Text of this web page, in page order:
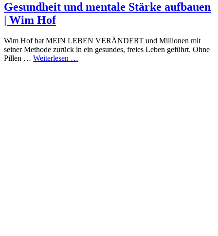
Gesundheit und mentale Stärke aufbauen
| Wim Hof
Wim Hof hat MEIN LEBEN VERÄNDERT und Millionen mit
seiner Methode zurück in ein gesundes, freies Leben geführt. Ohne
Pillen … Weiterlesen …